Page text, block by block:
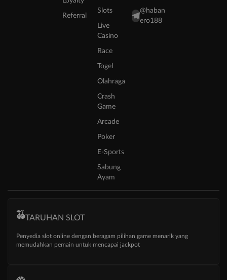
Referral
Slots
Live
Casino
Race
Togel
Olahraga
Crash
Game
Arcade
Poker
E-Sports
Sabung
Ayam
@haban
ero188
TARUHAN SLOT
Penyedia slot online dengan beragam pilihan game menarik yang
memudahkan pemain untuk mencapai jackpot